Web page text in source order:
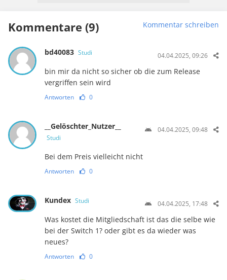
Kommentare (9) Kommentar schreiben
bd40083 Studi 04.04.2025, 09:26
bin mir da nicht so sicher ob die zum Release
vergriffen sein wird
Antworten 0
__Gelöschter_Nutzer__
Studi
04.04.2025, 09:48
Bei dem Preis vielleicht nicht
Antworten 0
Kundex Studi 04.04.2025, 17:48
Was kostet die Mitgliedschaft ist das die selbe wie
bei der Switch 1? oder gibt es da wieder was
neues?
Antworten 0